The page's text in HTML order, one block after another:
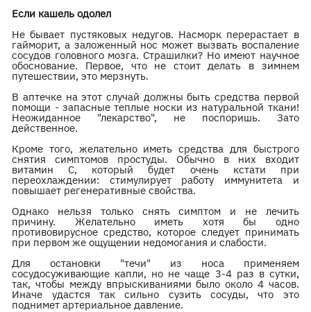
Если кашель одолел
Не бывает пустяковых недугов. Насморк перерастает в
гайморит, а заложенный нос может вызвать воспаление
сосудов головного мозга. Страшилки? Но имеют научное
обоснование. Первое, что не стоит делать в зимнем
путешествии, это мерзнуть.
В аптечке на этот случай должны быть средства первой
помощи - запасные теплые носки из натуральной ткани!
Неожиданное "лекарство", не поспоришь. Зато
действенное.
Кроме того, желательно иметь средства для быстрого
снятия симптомов простуды. Обычно в них входит
витамин С, который будет очень кстати при
переохлаждении: стимулирует работу иммунитета и
повышает регенеративные свойства.
Однако нельзя только снять симптом и не лечить
причину. Желательно иметь хотя бы одно
противовирусное средство, которое следует принимать
при первом же ощущении недомогания и слабости.
Для остановки "течи" из носа применяем
сосудосуживающие капли, но не чаще 3-4 раз в сутки,
так, чтобы между впрыскиваниями было около 4 часов.
Иначе удастся так сильно сузить сосуды, что это
поднимет артериальное давление.